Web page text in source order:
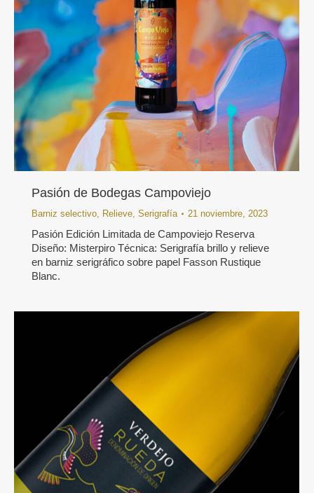
Pasión de Bodegas Campoviejo
Barniz selectivo, Relieve, Serigrafía 21 noviembre, 2023
Pasión Edición Limitada de Campoviejo Reserva
Diseño: Misterpiro Técnica: Serigrafía brillo y relieve
en barniz serigráfico sobre papel Fasson Rustique
Blanc.